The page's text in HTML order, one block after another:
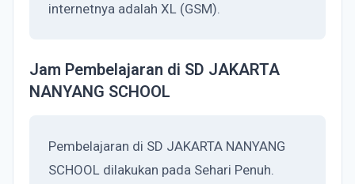
internetnya adalah XL (GSM).
Jam Pembelajaran di SD JAKARTA
NANYANG SCHOOL
Pembelajaran di SD JAKARTA NANYANG
SCHOOL dilakukan pada Sehari Penuh.